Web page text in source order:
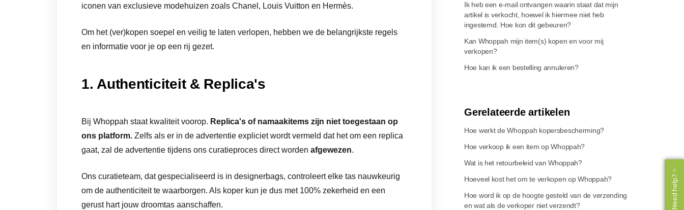
iconen van exclusieve modehuizen zoals Chanel, Louis Vuitton en Hermès.
Om het (ver)kopen soepel en veilig te laten verlopen, hebben we de belangrijkste regels
en informatie voor je op een rij gezet.
1. Authenticiteit & Replica's
Bij Whoppah staat kwaliteit voorop. Replica's of namaakitems zijn niet toegestaan op
ons platform. Zelfs als er in de advertentie expliciet wordt vermeld dat het om een replica
gaat, zal de advertentie tijdens ons curatieproces direct worden afgewezen.
Ons curatieteam, dat gespecialiseerd is in designerbags, controleert elke tas nauwkeurig
om de authenticiteit te waarborgen. Als koper kun je dus met 100% zekerheid en een
gerust hart jouw droomtas aanschaffen.
Ik heb een e-mail ontvangen waarin staat dat mijn
artikel is verkocht, hoewel ik hiermee niet heb
ingestemd. Hoe kon dit gebeuren?
Kan Whoppah mijn item(s) kopen en voor mij
verkopen?
Hoe kan ik een bestelling annuleren?
Gerelateerde artikelen
Hoe werkt de Whoppah kopersbescherming?
Hoe verkoop ik een item op Whoppah?
Wat is het retourbeleid van Whoppah?
Hoeveel kost het om te verkopen op Whoppah?
Hoe word ik op de hoogte gesteld van de verzending
en wat als de verkoper niet verzendt?
Need help? ✨
Need help? ✨